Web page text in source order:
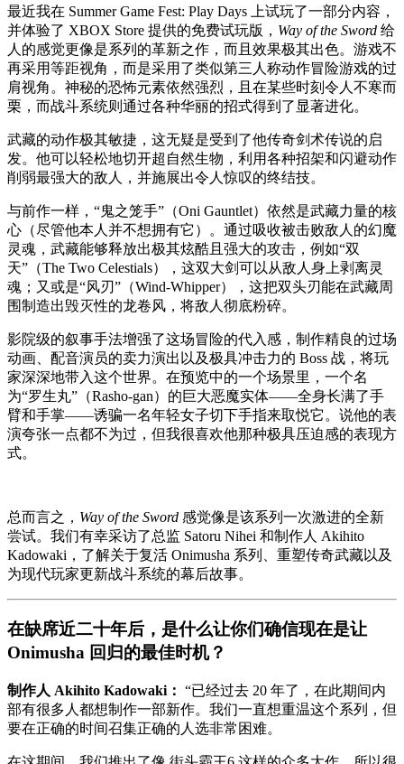
最近我在 Summer Game Fest: Play Days 上试玩了一部分内容，
并体验了 XBOX Store 提供的免费试玩版， Way of the Sword 给
人的感觉更像是系列的革新之作，而且效果极其出色。游戏不
再采用等距视角，而是采用了类似第三人称动作冒险游戏的过
肩视角。神秘的恐怖元素依然强烈，且在某些时刻令人不寒而
栗，而战斗系统则通过各种华丽的招式得到了显著进化。
武藏的动作极其敏捷，这无疑是受到了他传奇剑术传说的启
发。他可以轻松地切开超自然生物，利用各种招架和闪避动作
削弱最强大的敌人，并施展出令人惊叹的终结技。
与前作一样，“鬼之笼手”（Oni Gauntlet）依然是武藏力量的核
心（尽管他本人并不想拥有它）。通过吸收被击败敌人的幻魔
灵魂，武藏能够释放出极其炫酷且强大的攻击，例如“双
天”（The Two Celestials），这双大剑可以从敌人身上剥离灵
魂；又或是“风刃”（Wind-Whipper），这把双头刃能在武藏周
围制造出毁灭性的龙卷风，将敌人彻底粉碎。
影院级的叙事手法增强了这场冒险的代入感，制作精良的过场
动画、配音演员的卖力演出以及极具冲击力的 Boss 战，将玩
家深深地带入这个世界。在预览中的一个场景里，一个名
为“罗生丸”（Rasho-gan）的巨大恶魔实体——全身长满了手
臂和手掌——诱骗一名年轻女子切下手指来取悦它。说他的表
演夸张一点都不为过，但我很喜欢他那种极具压迫感的表现方
式。
总而言之， Way of the Sword 感觉像是该系列一次激进的全新
尝试。我们有幸采访了总监 Satoru Nihei 和制作人 Akihito
Kadowaki，了解关于复活 Onimusha 系列、重塑传奇武藏以及
为现代玩家更新战斗系统的幕后故事。
在缺席近二十年后，是什么让你们确信现在是让
Onimusha 回归的最佳时机？
制作人 Akihito Kadowaki： “已经过去 20 年了，在此期间内
部有很多人都想制作一部新作。我们一直想重温这个系列，但
要在正确的时间召集正确的人选非常困难。